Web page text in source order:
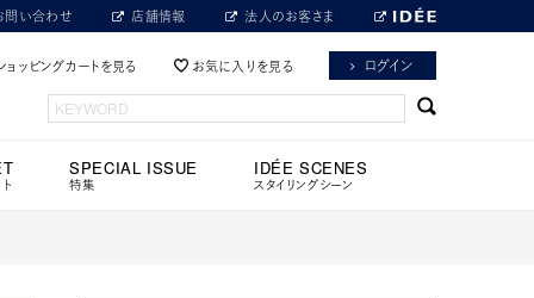
問い合わせ 店舗情報 法人のお客さま
ョッピングカートを見る お気に入りを見る ログイン
SPECIAL ISSUE
特集
IDÉE SCENES
スタイリングシーン